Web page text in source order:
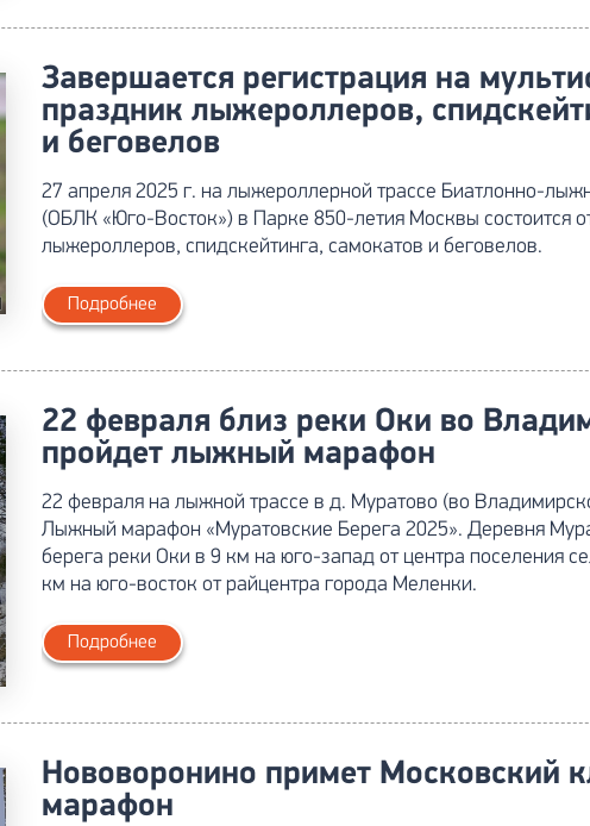
Завершается регистрация на
праздник лыжероллеров,
и беговелов
27 апреля 2025 г. на лыжероллерной трассе Биатлонно-
(ОБЛК «Юго-Восток») в Парке 850-летия Москвы состоится
лыжероллеров, спидскейтинга, самокатов и беговелов.
Подробнее
22 февраля близ реки Оки во
пройдет лыжный марафон
22 февраля на лыжной трассе в д. Муратово (во
Лыжный марафон «Муратовские Берега 2025». Деревня
берега реки Оки в 9 км на юго-запад от центра поселения
км на юго-восток от райцентра города Меленки.
Подробнее
Нововоронино примет Московский
марафон